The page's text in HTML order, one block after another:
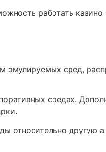
работать казино
эмулируемых сред,
средах.
относительно другую